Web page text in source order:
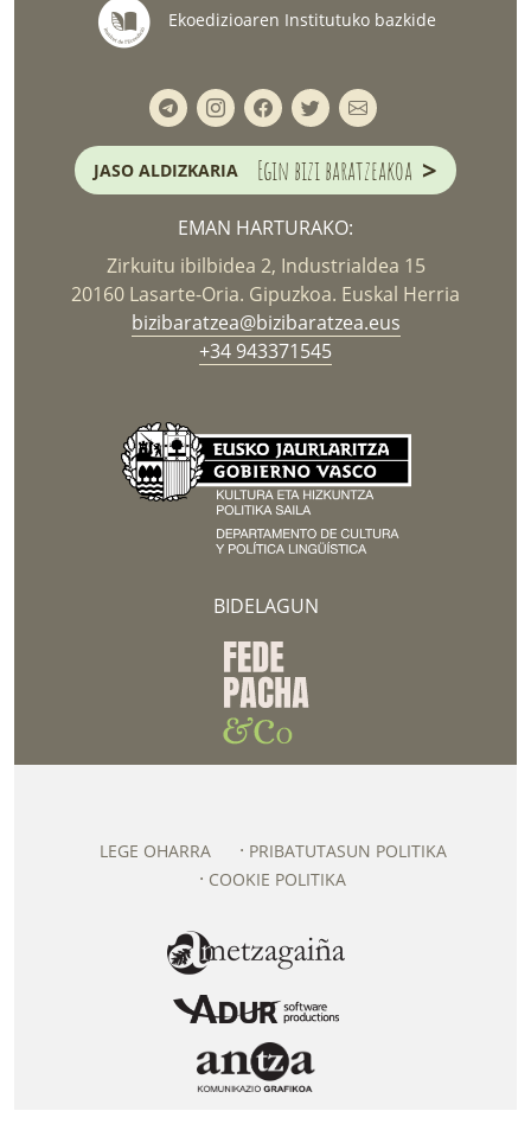
Ekoedizioaren Institutuko bazkide
JASO ALDIZKARIA Egin bizi baratzeakoa >
EMAN HARTURAKO:
Zirkuitu ibilbidea 2, Industrialdea 15
20160 Lasarte-Oria. Gipuzkoa. Euskal Herria
bizibaratzea@bizibaratzea.eus
+34 943371545
BIDELAGUN
LEGE OHARRA
PRIBATUTASUN POLITIKA
COOKIE POLITIKA